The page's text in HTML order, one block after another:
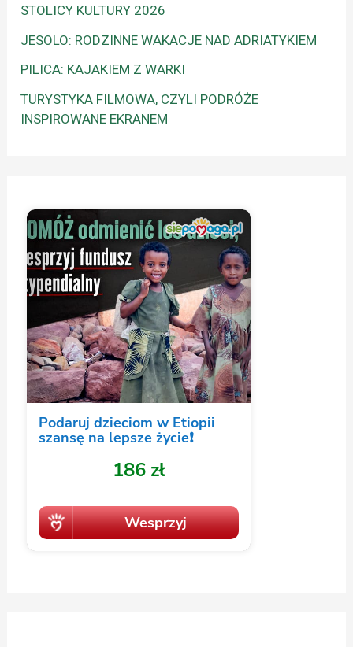
STOLICY KULTURY 2026
JESOLO: RODZINNE WAKACJE NAD ADRIATYKIEM
PILICA: KAJAKIEM Z WARKI
TURYSTYKA FILMOWA, CZYLI PODRÓŻE
INSPIROWANE EKRANEM